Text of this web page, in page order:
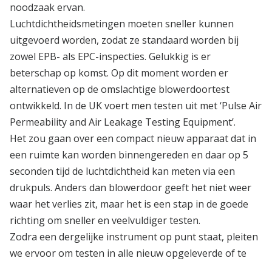
noodzaak ervan.
Luchtdichtheidsmetingen moeten sneller kunnen
uitgevoerd worden, zodat ze standaard worden bij
zowel EPB- als EPC-inspecties. Gelukkig is er
beterschap op komst. Op dit moment worden er
alternatieven op de omslachtige blowerdoortest
ontwikkeld. In de UK voert men testen uit met ‘Pulse Air
Permeability and Air Leakage Testing Equipment’.
Het zou gaan over een compact nieuw apparaat dat in
een ruimte kan worden binnengereden en daar op 5
seconden tijd de luchtdichtheid kan meten via een
drukpuls. Anders dan blowerdoor geeft het niet weer
waar het verlies zit, maar het is een stap in de goede
richting om sneller en veelvuldiger testen.
Zodra een dergelijke instrument op punt staat, pleiten
we ervoor om testen in alle nieuw opgeleverde of te